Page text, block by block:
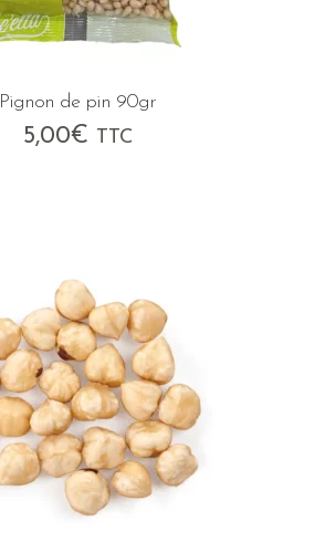
Pignon de pin 90gr
5,00€ TTC